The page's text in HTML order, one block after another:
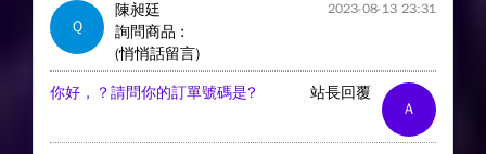
Q
陳昶廷 2023-08-13 23:31
詢問商品 :
(悄悄話留言)
A
站長回覆
你好，？請問你的訂單號碼是?